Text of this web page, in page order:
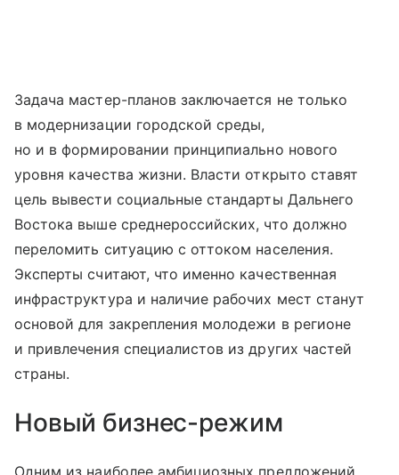
Задача мастер-планов заключается не только
в модернизации городской среды,
но и в формировании принципиально нового
уровня качества жизни. Власти открыто ставят
цель вывести социальные стандарты Дальнего
Востока выше среднероссийских, что должно
переломить ситуацию с оттоком населения.
Эксперты считают, что именно качественная
инфраструктура и наличие рабочих мест станут
основой для закрепления молодежи в регионе
и привлечения специалистов из других частей
страны.
Новый бизнес-режим